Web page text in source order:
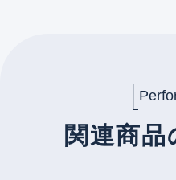
関連商品